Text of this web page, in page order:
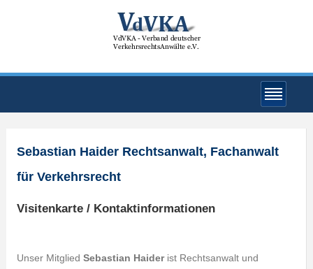
Sebastian Haider Rechtsanwalt, Fachanwalt
für Verkehrsrecht
Visitenkarte / Kontaktinformationen
Unser Mitglied Sebastian Haiderist Rechtsanwalt und